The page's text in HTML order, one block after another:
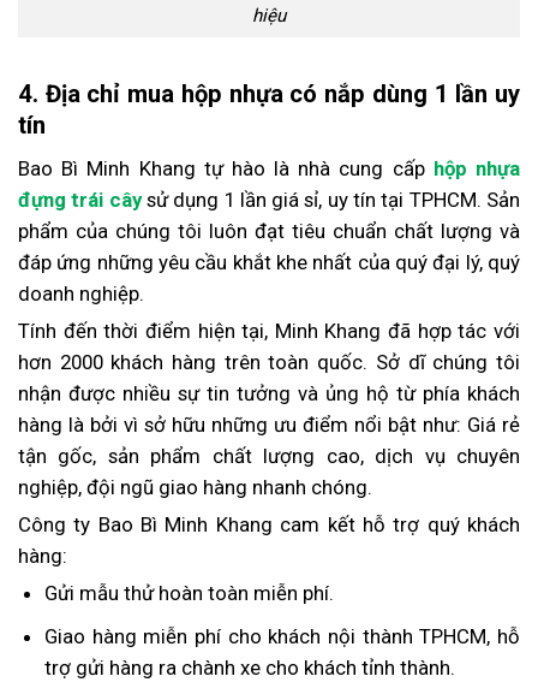
hiệu
4. Địa chỉ mua hộp nhựa có nắp dùng 1 lần uy
tín
Bao Bì Minh Khang tự hào là nhà cung cấp hộp nhựa
đựng trái câysử dụng 1 lần giá sỉ, uy tín tại TPHCM. Sản
phẩm của chúng tôi luôn đạt tiêu chuẩn chất lượng và
đáp ứng những yêu cầu khắt khe nhất của quý đại lý, quý
doanh nghiệp.
Tính đến thời điểm hiện tại, Minh Khang đã hợp tác với
hơn 2000 khách hàng trên toàn quốc. Sở dĩ chúng tôi
nhận được nhiều sự tin tưởng và ủng hộ từ phía khách
hàng là bởi vì sở hữu những ưu điểm nổi bật như: Giá rẻ
tận gốc, sản phẩm chất lượng cao, dịch vụ chuyên
nghiệp, đội ngũ giao hàng nhanh chóng.
Công ty Bao Bì Minh Khang cam kết hỗ trợ quý khách
hàng:
Gửi mẫu thử hoàn toàn miễn phí.
Giao hàng miễn phí cho khách nội thành TPHCM, hỗ
trợ gửi hàng ra chành xe cho khách tỉnh thành.